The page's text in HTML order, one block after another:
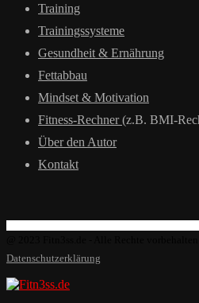
Training
Trainingssysteme
Gesundheit & Ernährung
Fettabbau
Mindset & Motivation
Fitness-Rechner(z.B. BMI-
Über den Autor
Kontakt
Datenschutzerklärung